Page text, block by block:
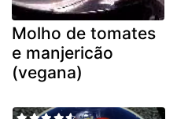
Molho de tomates
e manjericão
(vegana)